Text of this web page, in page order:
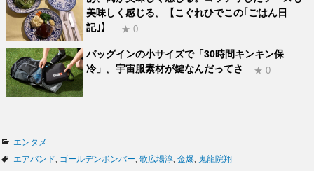
美味しく感じる。【こぐれひでこの｢ごはん日
記｣】
★ 0
バッグインの小サイズで「30時間キンキン保
冷」。宇宙服素材が鍵なんだってさ
★ 0
カ
エンタメ
タ
エアバンド ゴールデンボンバー 歌広場淳 金爆 鬼龍院翔